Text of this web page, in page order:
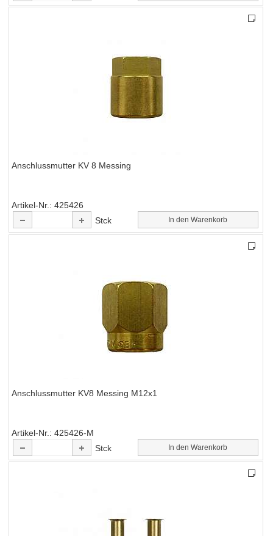
Anschlussmutter KV 8 Messing
Artikel-Nr. 425426
Stck
In den Warenkorb
Anschlussmutter KV8 Messing M12x1
Artikel-Nr.
425426-M
Stck
In den Warenkorb